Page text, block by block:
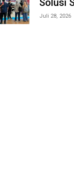
Solusi
Juli 28, 2026